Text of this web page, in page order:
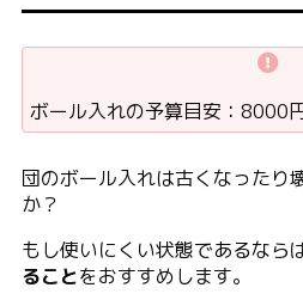
ボール入れの予算目安：8000
団のボール入れは古くなったり
か？
もし使いにくい状態であるなら
ることをおすすめします。